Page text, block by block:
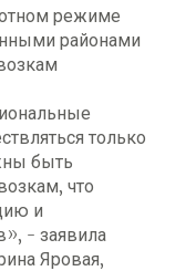
режиме
районами
только
быть
что
и
- заявила
Яровая,